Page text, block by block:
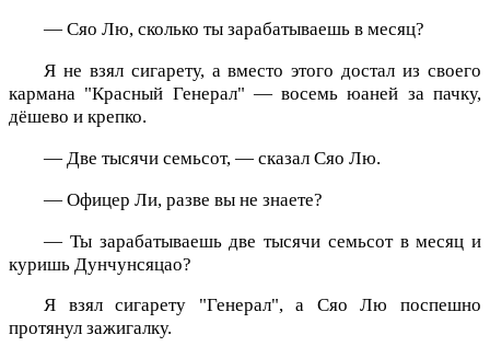
— Сяо Лю, сколько ты зарабатываешь в месяц?
Я не взял сигарету, а вместо этого достал из своего
кармана "Красный Генерал" — восемь юаней за пачку,
дёшево и крепко.
— Две тысячи семьсот, — сказал Сяо Лю.
— Офицер Ли, разве вы не знаете?
— Ты зарабатываешь две тысячи семьсот в месяц и
куришь Дунчунсяцао?
Я взял сигарету "Генерал", а Сяо Лю поспешно
протянул зажигалку.